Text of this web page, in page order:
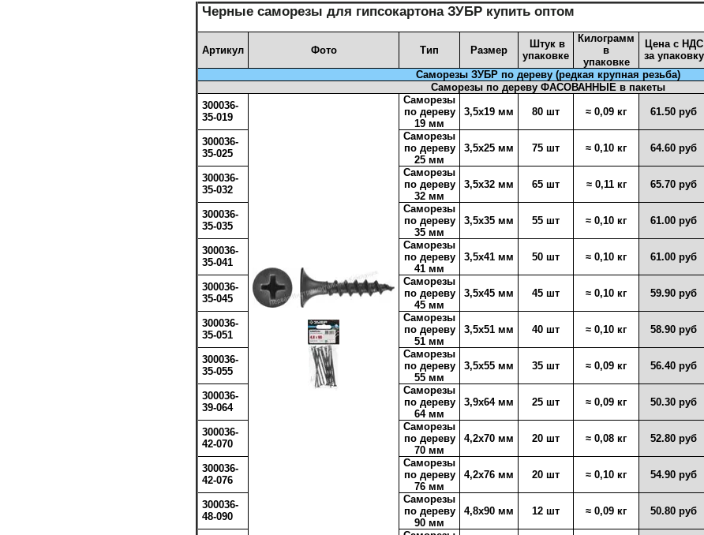
Черные саморезы для гипсокартона ЗУБР купить оптом
Артикул Фото Тип Размер
Штук в
упаковке
Килограмм
в
упаковке
Цена с НДС
за упаковку
Саморезы ЗУБР по дереву (редкая крупная резьба)
Саморезы по дереву ФАСОВАННЫЕ в пакеты
300036-
35-019
Саморезы
по дереву
19 мм
3,5х19 мм 80 шт ≈ 0,09 кг 61.50 руб
300036-
35-025
Саморезы
по дереву
25 мм
3,5х25 мм 75 шт ≈ 0,10 кг 64.60 руб
300036-
35-032
Саморезы
по дереву
32 мм
3,5х32 мм 65 шт ≈ 0,11 кг 65.70 руб
300036-
35-035
Саморезы
по дереву
35 мм
3,5х35 мм 55 шт ≈ 0,10 кг 61.00 руб
300036-
35-041
Саморезы
по дереву
41 мм
3,5х41 мм 50 шт ≈ 0,10 кг 61.00 руб
300036-
35-045
Саморезы
по дереву
45 мм
3,5х45 мм 45 шт ≈ 0,10 кг 59.90 руб
300036-
35-051
Саморезы
по дереву
51 мм
3,5х51 мм 40 шт ≈ 0,10 кг 58.90 руб
300036-
35-055
Саморезы
по дереву
55 мм
3,5х55 мм 35 шт ≈ 0,09 кг 56.40 руб
300036-
39-064
Саморезы
по дереву
64 мм
3,9х64 мм 25 шт ≈ 0,09 кг 50.30 руб
300036-
42-070
Саморезы
по дереву
70 мм
4,2х70 мм 20 шт ≈ 0,08 кг 52.80 руб
300036-
42-076
Саморезы
по дереву
76 мм
4,2х76 мм 20 шт ≈ 0,10 кг 54.90 руб
300036-
48-090
Саморезы
по дереву
90 мм
4,8х90 мм 12 шт ≈ 0,09 кг 50.80 руб